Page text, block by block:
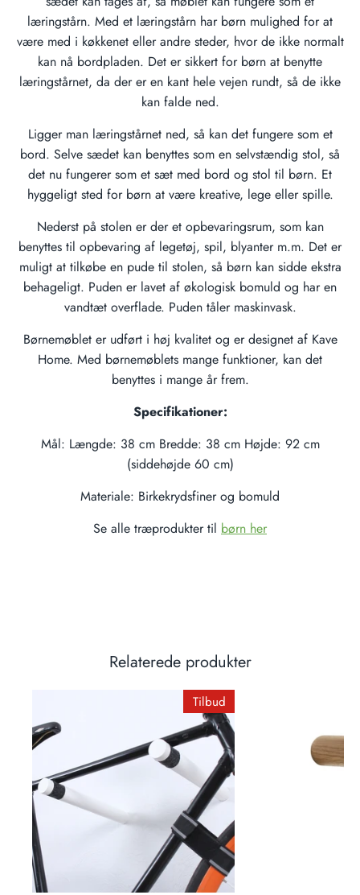
læringstårn. Med et læringstårn har børn mulighed for at
være med i køkkenet eller andre steder, hvor de ikke normalt
kan nå bordpladen. Det er sikkert for børn at benytte
læringstårnet, da der er en kant hele vejen rundt, så de ikke
kan falde ned.
Ligger man læringstårnet ned, så kan det fungere som et
bord. Selve sædet kan benyttes som en selvstændig stol, så
det nu fungerer som et sæt med bord og stol til børn. Et
hyggeligt sted for børn at være kreative, lege eller spille.
Nederst på stolen er der et opbevaringsrum, som kan
benyttes til opbevaring af legetøj, spil, blyanter m.m. Det er
muligt at tilkøbe en pude til stolen, så børn kan sidde ekstra
behageligt. Puden er lavet af økologisk bomuld og har en
vandtæt overflade. Puden tåler maskinvask.
Børnemøblet er udført i høj kvalitet og er designet af Kave
Home. Med børnemøblets mange funktioner, kan det
benyttes i mange år frem.
Specifikationer:
Mål: Længde: 38 cm Bredde: 38 cm Højde: 92 cm
(siddehøjde 60 cm)
Materiale: Birkekrydsfiner og bomuld
Se alle træprodukter til børn her
Relaterede produkter
Tilbud